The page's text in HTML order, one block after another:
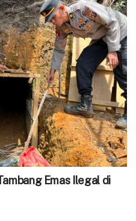
Emas Ilegal di